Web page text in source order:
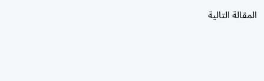
المقالة التالية